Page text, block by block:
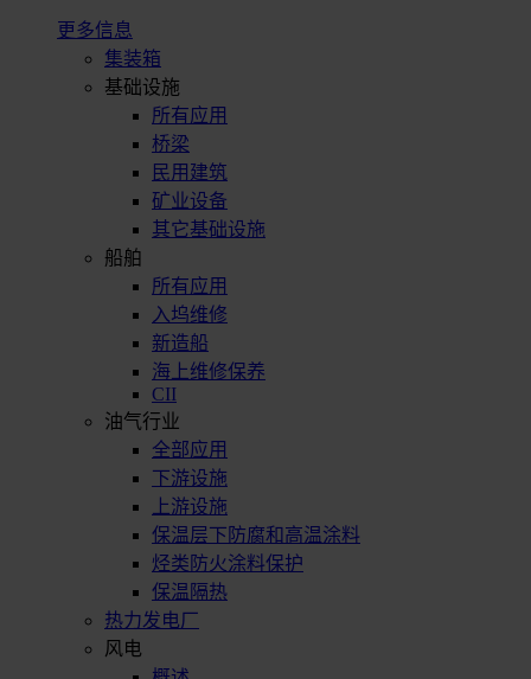
更多信息
集装箱
基础设施
所有应用
桥梁
民用建筑
矿业设备
其它基础设施
船舶
所有应用
入坞维修
新造船
海上维修保养
CII
油气行业
全部应用
下游设施
上游设施
保温层下防腐和高温涂料
烃类防火涂料保护
保温隔热
热力发电厂
风电